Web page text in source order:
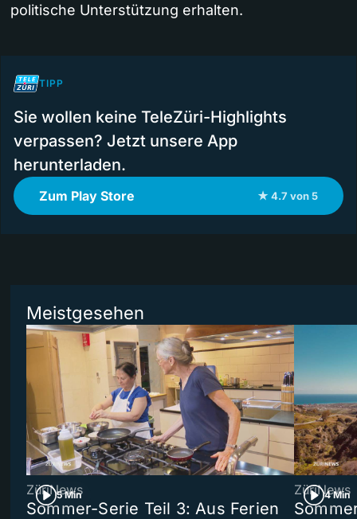
politische Unterstützung erhalten.
TIPP
Sie wollen keine TeleZüri-Highlights
verpassen? Jetzt unsere App
herunterladen.
Zum Play Store ★ 4.7 von 5
Meistgesehen
5 Min
ZüriNews
Sommer-Serie Teil 3: Aus Ferien
4 Min
ZüriNews